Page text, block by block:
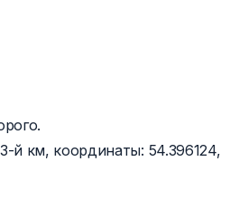
йкм, координаты: 54.396124,